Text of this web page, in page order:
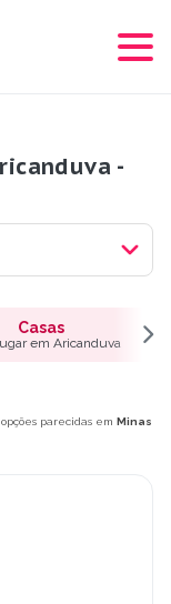
-
Casas
em Aricanduva
parecidas em Minas